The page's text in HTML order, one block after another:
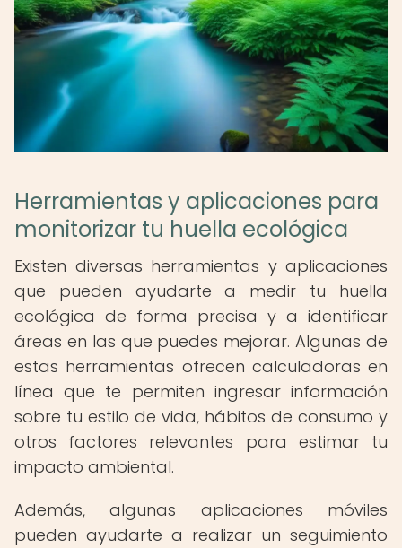
Herramientas y aplicaciones para
monitorizar tu huella ecológica
Existen diversas herramientas y aplicaciones
que pueden ayudarte a medir tu huella
ecológica de forma precisa y a identificar
áreas en las que puedes mejorar. Algunas de
estas herramientas ofrecen calculadoras en
línea que te permiten ingresar información
sobre tu estilo de vida, hábitos de consumo y
otros factores relevantes para estimar tu
impacto ambiental.
Además, algunas aplicaciones móviles
pueden ayudarte a realizar un seguimiento